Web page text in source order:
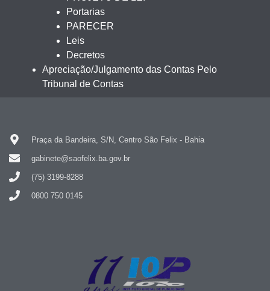
Portarias
PARECER
Leis
Decretos
Apreciação/Julgamento das Contas Pelo
Tribunal de Contas
Praça da Bandeira, S/N, Centro São Felix - Bahia
gabinete@saofelix.ba.gov.br
(75) 3199-8288
0800 750 0145